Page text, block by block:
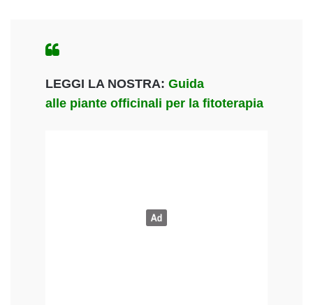
LEGGI LA NOSTRA: Guida
alle piante officinali per la fitoterapia